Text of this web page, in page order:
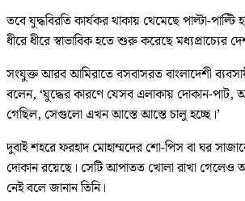
তবে যুদ্ধবিরতি কার্যকর থাকায় থেমেছে পাল্টা-পাল্টি
ধীরে ধীরে স্বাভাবিক হতে শুরু করেছে মধ্যপ্রাচ্যের
সংযুক্ত আরব আমিরাতে বসবাসরত বাংলাদেশী
বলেন, ‘যুদ্ধের কারণে যেসব এলাকায় দোকান-
গেছিল, সেগুলো এখন আস্তে আস্তে চালু হচ্ছে।’
দুবাই শহরে ফরহাদ মোহাম্মদের শো-পিস বা ঘর
দোকান রয়েছে। সেটি আপাতত খোলা রাখা গেলেও
নেই বলে জানান তিনি।